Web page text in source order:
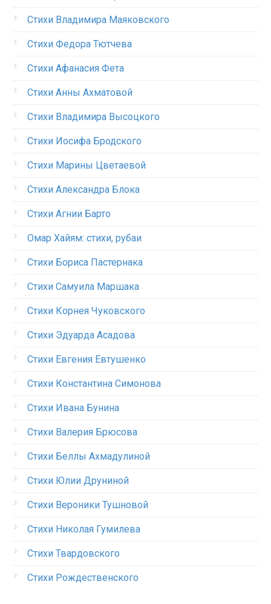
Стихи Владимира Маяковского
Стихи Федора Тютчева
Стихи Афанасия Фета
Стихи Анны Ахматовой
Стихи Владимира Высоцкого
Стихи Иосифа Бродского
Стихи Марины Цветаевой
Стихи Александра Блока
Стихи Агнии Барто
Омар Хайям: стихи, рубаи
Стихи Бориса Пастернака
Стихи Самуила Маршака
Стихи Корнея Чуковского
Стихи Эдуарда Асадова
Стихи Евгения Евтушенко
Стихи Константина Симонова
Стихи Ивана Бунина
Стихи Валерия Брюсова
Стихи Беллы Ахмадулиной
Стихи Юлии Друниной
Стихи Вероники Тушновой
Стихи Николая Гумилева
Стихи Твардовского
Стихи Рождественского